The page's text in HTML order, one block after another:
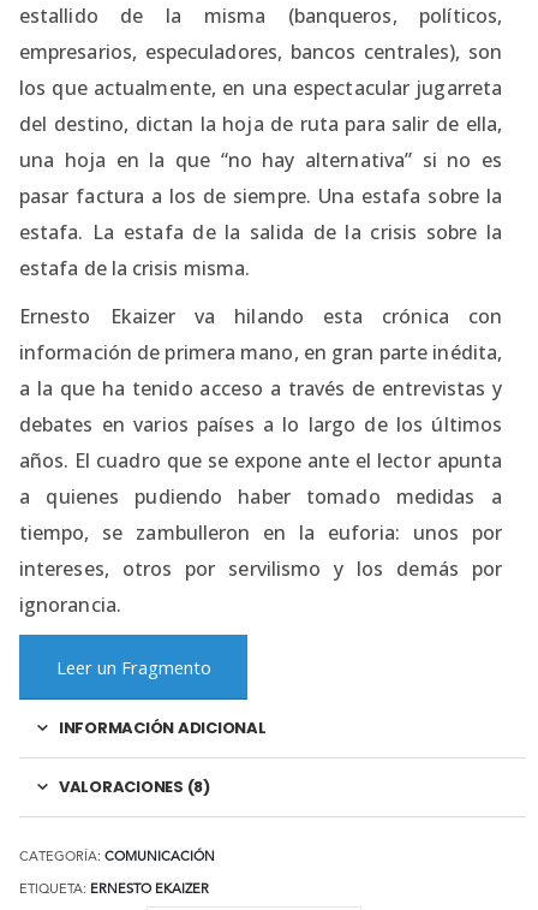
estallido de la misma (banqueros, políticos,
empresarios, especuladores, bancos centrales), son
los que actualmente, en una espectacular jugarreta
del destino, dictan la hoja de ruta para salir de ella,
una hoja en la que “no hay alternativa” si no es
pasar factura a los de siempre. Una estafa sobre la
estafa. La estafa de la salida de la crisis sobre la
estafa de la crisis misma.
Ernesto Ekaizer va hilando esta crónica con
información de primera mano, en gran parte inédita,
a la que ha tenido acceso a través de entrevistas y
debates en varios países a lo largo de los últimos
años. El cuadro que se expone ante el lector apunta
a quienes pudiendo haber tomado medidas a
tiempo, se zambulleron en la euforia: unos por
intereses, otros por servilismo y los demás por
ignorancia.
Leer un Fragmento
INFORMACIÓN ADICIONAL
VALORACIONES (8)
CATEGORÍA: COMUNICACIÓN
ETIQUETA: ERNESTO EKAIZER